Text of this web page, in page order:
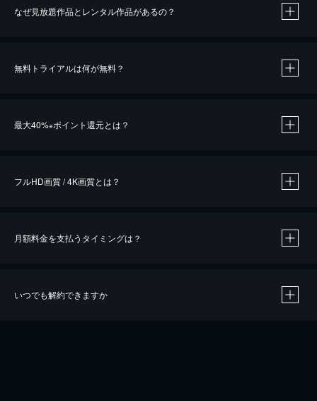
なぜ見放題作品とレンタル作品があるの？
無料トライアルは何が無料？
最大40%※ポイント還元とは？
※40％ポイント還元の対象は、クレジットカード決済による作品の購入 / レンタルです。
フルHD画質 / 4K画質とは？
月額料金を支払うタイミングは？
いつでも解約できますか